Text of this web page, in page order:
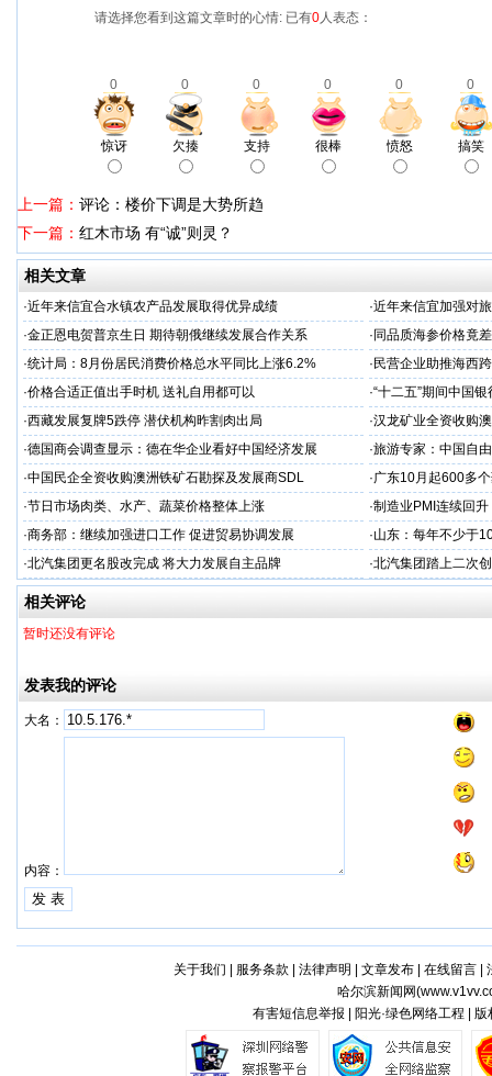
请选择您看到这篇文章时的心情: 已有0人表态：
0 0 0 0 0 0
惊讶 欠揍 支持 很棒 愤怒 搞笑
上一篇： 评论：楼价下调是大势所趋
下一篇： 红木市场 有“诚”则灵？
相关文章
·近年来信宜合水镇农产品发展取得优异成绩 ·近年来信宜加强对
·金正恩电贺普京生日 期待朝俄继续发展合作关系 · 同品质海参价格竟
·统计局：8月份居民消费价格总水平同比上涨6.2% · 民营企业助推海西
·价格合适正值出手时机 送礼自用都可以 ·“十二五”期间中国
·西藏发展复牌5跌停 潜伏机构昨割肉出局 ·汉龙矿业全资收购
·德国商会调查显示：德在华企业看好中国经济发展 ·旅游专家：中国自
·中国民企全资收购澳洲铁矿石勘探及发展商SDL ·广东10月起600多
·节日市场肉类、水产、蔬菜价格整体上涨 ·制造业PMI连续回
·商务部：继续加强进口工作 促进贸易协调发展 ·山东：每年不少于
·北汽集团更名股改完成 将大力发展自主品牌 ·北汽集团踏上二次
相关评论
暂时还没有评论
发表我的评论
大名：
内容：
关于我们 服务条款 法律声明 文章发布| 在线留言|
哈尔滨新闻网(
有害短信息举报 | 阳光·绿色网络工程 |